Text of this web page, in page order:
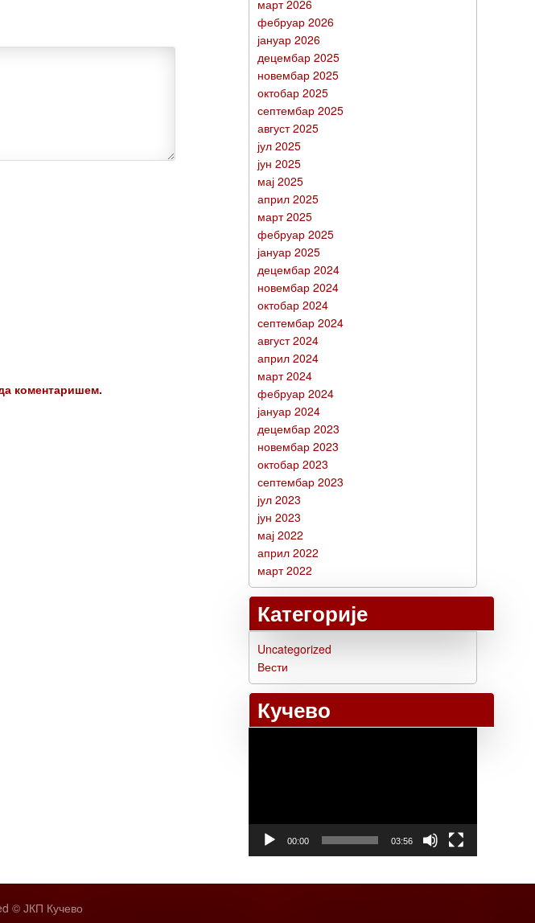
коментаришем.
март 2026
фебруар 2026
јануар 2026
децембар 2025
новембар 2025
октобар 2025
септембар 2025
август 2025
јул 2025
јун 2025
мај 2025
април 2025
март 2025
фебруар 2025
јануар 2025
децембар 2024
новембар 2024
октобар 2024
септембар 2024
август 2024
април 2024
март 2024
фебруар 2024
јануар 2024
децембар 2023
новембар 2023
октобар 2023
септембар 2023
јул 2023
јун 2023
мај 2022
април 2022
март 2022
Категорије
Uncategorized
Вести
Кучево
00:00 03:56
© ЈКП Кучево